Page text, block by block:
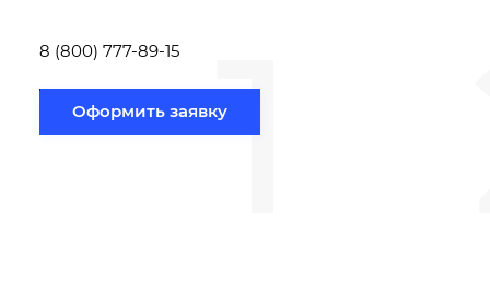
1
8 (800) 777-89-15
Оформить заявку